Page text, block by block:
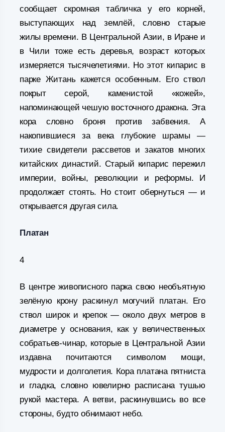
сообщает скромная табличка у его корней,
выступающих над землёй, словно старые
жилы времени. В Центральной Азии, в Иране и
в Чили тоже есть деревья, возраст которых
измеряется тысячелетиями. Но этот кипарис в
парке Житань кажется особенным. Его ствол
покрыт серой, каменистой «кожей»,
напоминающей чешую восточного дракона. Эта
кора словно броня против забвения. А
накопившиеся за века глубокие шрамы —
тихие свидетели рассветов и закатов многих
китайских династий. Старый кипарис пережил
империи, войны, революции и реформы. И
продолжает стоять. Но стоит обернуться — и
открывается другая сила.
Платан
4
В центре живописного парка свою необъятную
зелёную крону раскинул могучий платан. Его
ствол широк и крепок — около двух метров в
диаметре у основания, как у величественных
собратьев-чинар, которые в Центральной Азии
издавна почитаются символом мощи,
мудрости и долголетия. Кора платана пятниста
и гладка, словно ювелирно расписана тушью
рукой мастера. А ветви, раскинувшись во все
стороны, будто обнимают небо.